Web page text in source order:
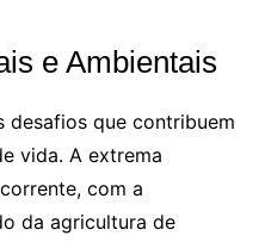
e Ambientais
desafios que contribuem
vida. A extrema
com a
da agricultura de